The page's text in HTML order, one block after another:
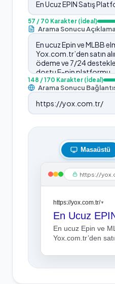
57 / 70 Karakter (İdeal)
Arama Sonucu
148 / 170 Karakter (İdeal)
Arama Sonucu
Masaüstü
https://
https://yox.com.tr/ ▼
En ucuz Epin ve
Yox.com.tr’den
destekle
pin platformu.